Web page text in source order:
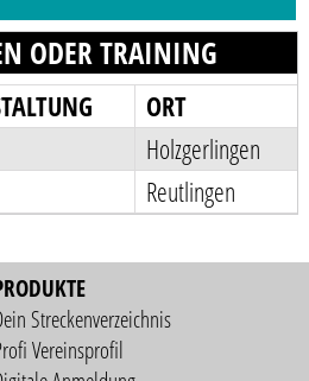
ODER TRAINING
ORT
Holzgerlingen
Reutlingen
Streckenverzeichnis
Vereinsprofil